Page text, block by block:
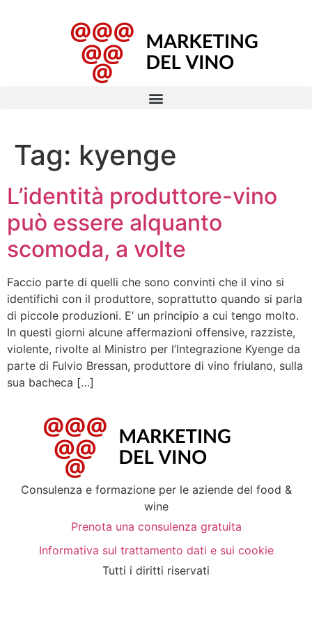
Tag: kyenge
L’identità produttore-vino
può essere alquanto
scomoda, a volte
Faccio parte di quelli che sono convinti che il vino si
identifichi con il produttore, soprattutto quando si parla
di piccole produzioni. E’ un principio a cui tengo molto.
In questi giorni alcune affermazioni offensive, razziste,
violente, rivolte al Ministro per l’Integrazione Kyenge da
parte di Fulvio Bressan, produttore di vino friulano, sulla
sua bacheca […]
Consulenza e formazione per le aziende del food &
wine
Prenota una consulenza gratuita
Informativa sul trattamento dati e sui cookie
Tutti i diritti riservati